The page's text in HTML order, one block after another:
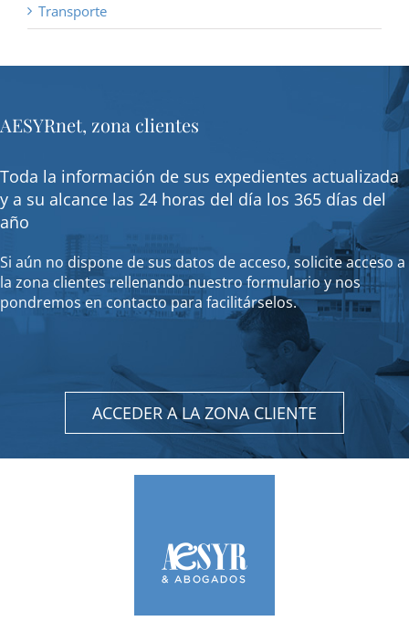
Transporte
AESYRnet, zona clientes
Toda la información de sus expedientes actualizada
y a su alcance las 24 horas del día los 365 días del
año
Si aún no dispone de sus datos de acceso, solicite acceso a
la zona clientes rellenando nuestro formulario y nos
pondremos en contacto para facilitárselos.
ACCEDER A LA ZONA CLIENTE